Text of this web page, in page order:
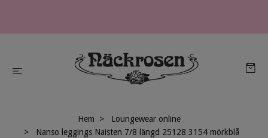
Hem
Loungewear online
Nanso leggings Naisten 7/8 längd 25128 3154 mörkblå